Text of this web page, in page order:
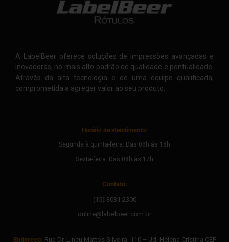
A LabelBeer oferece soluções de impressões avançadas e
inovadoras, no mais alto padrão de qualidade e pontualidade.
Através da alta tecnologia e de uma equipe qualificada,
comprometida a agregar valor ao seu produto.
Horário de atendimento:
Segunda à quinta-feira: Das 08h às 18h
Sexta-feira: Das 08h às 17h
Contato:
(15) 3031 2300
online@labelbeer.com.br
Endereço: Rua Dr. Lineu Mattos Silveira, 110 – Jd. Helena Cristina CEP